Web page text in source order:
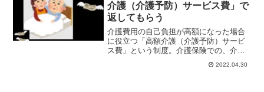
介護（介護予防）サービス費」で
返してもらう
介護費用の自己負担が高額になった場合
に役立つ「高額介護（介護予防）サービ
ス費」という制度。介護保険での、介護
費用の自己負担を軽減するための制度の
2022.04.30